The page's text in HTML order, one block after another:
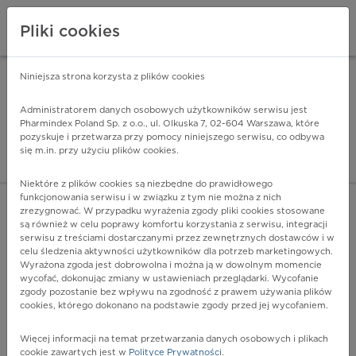
Pharmindex - lider
ZALOGUJ SIĘ
K60 - Szczelina i przetoka odbytnicy i okolicy odbytu
Więcej na lekiicd10.pl
Pliki cookies
Niniejsza strona korzysta z plików cookies
Administratorem danych osobowych użytkowników serwisu jest
Pharmindex Poland Sp. z o.o., ul. Olkuska 7, 02-604 Warszawa, które
pozyskuje i przetwarza przy pomocy niniejszego serwisu, co odbywa
się m.in. przy użyciu plików cookies.
Niektóre z plików cookies są niezbędne do prawidłowego
funkcjonowania serwisu i w związku z tym nie można z nich
zrezygnować. W przypadku wyrażenia zgody pliki cookies stosowane
są również w celu poprawy komfortu korzystania z serwisu, integracji
serwisu z treściami dostarczanymi przez zewnętrznych dostawców i w
celu śledzenia aktywności użytkowników dla potrzeb marketingowych.
Wyrażona zgoda jest dobrowolna i można ją w dowolnym momencie
wycofać, dokonując zmiany w ustawieniach przeglądarki. Wycofanie
zgody pozostanie bez wpływu na zgodność z prawem używania plików
cookies, którego dokonano na podstawie zgody przed jej wycofaniem.
Więcej informacji na temat przetwarzania danych osobowych i plikach
cookie zawartych jest w Polityce Prywatności.
ZA DARMO - w Google Play INSTALUJ